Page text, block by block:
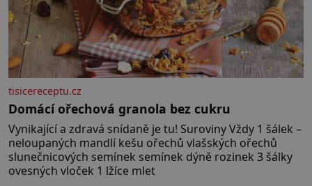
tisicereceptu.cz
Domácí ořechová granola bez cukru
Vynikající a zdravá snídaně je tu! Suroviny Vždy 1 šálek –
neloupaných mandlí kešu ořechů vlašských ořechů
slunečnicových semínek semínek dýně rozinek 3 šálky
ovesných vloček 1 lžíce mlet